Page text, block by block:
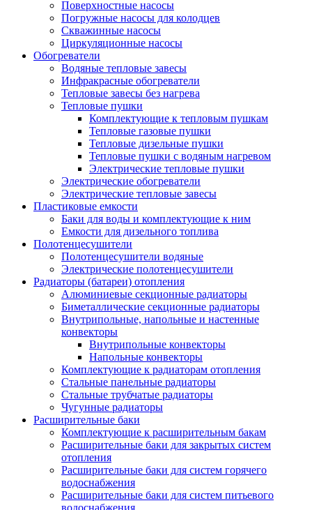
Поверхностные насосы
Погружные насосы для колодцев
Скважинные насосы
Циркуляционные насосы
Обогреватели
Водяные тепловые завесы
Инфракрасные обогреватели
Тепловые завесы без нагрева
Тепловые пушки
Комплектующие к тепловым пушкам
Тепловые газовые пушки
Тепловые дизельные пушки
Тепловые пушки с водяным нагревом
Электрические тепловые пушки
Электрические обогреватели
Электрические тепловые завесы
Пластиковые емкости
Баки для воды и комплектующие к ним
Емкости для дизельного топлива
Полотенцесушители
Полотенцесушители водяные
Электрические полотенцесушители
Радиаторы (батареи) отопления
Алюминиевые секционные радиаторы
Биметаллические секционные радиаторы
Внутрипольные, напольные и настенные
конвекторы
Внутрипольные конвекторы
Напольные конвекторы
Комплектующие к радиаторам отопления
Стальные панельные радиаторы
Стальные трубчатые радиаторы
Чугунные радиаторы
Расширительные баки
Комплектующие к расширительным бакам
Расширительные баки для закрытых систем
отопления
Расширительные баки для систем горячего
водоснабжения
Расширительные баки для систем питьевого
водоснабжения